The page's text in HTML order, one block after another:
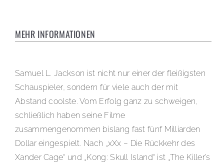
MEHR INFORMATIONEN
Samuel L. Jackson ist nicht nur einer der fleißigsten
Schauspieler, sondern für viele auch der mit
Abstand coolste. Vom Erfolg ganz zu schweigen,
schließlich haben seine Filme
zusammengenommen bislang fast fünf Milliarden
Dollar eingespielt. Nach „xXx – Die Rückkehr des
Xander Cage“ und „Kong: Skull Island“ ist „The Killer’s